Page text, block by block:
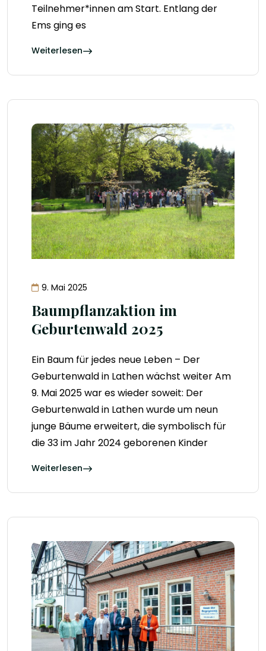
Teilnehmer*innen am Start. Entlang der
Ems ging es
Weiterlesen
9. Mai 2025
Baumpflanzaktion im
Geburtenwald 2025
Ein Baum für jedes neue Leben – Der
Geburtenwald in Lathen wächst weiter Am
9. Mai 2025 war es wieder soweit: Der
Geburtenwald in Lathen wurde um neun
junge Bäume erweitert, die symbolisch für
die 33 im Jahr 2024 geborenen Kinder
Weiterlesen